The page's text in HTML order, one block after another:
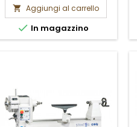
 Aggiungi al carrello
 In magazzino